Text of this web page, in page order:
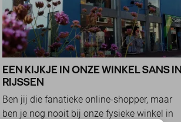
EEN KIJKJE IN ONZE WINKEL SANS IN
RIJSSEN
Ben jij die fanatieke online-shopper, maar
ben je nog nooit bij onze fysieke winkel in